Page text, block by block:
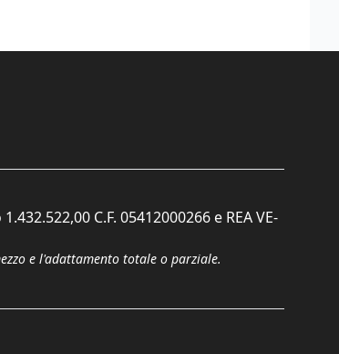
C.F. 05412000266 e REA VE-
e l'adattamento totale o parziale.